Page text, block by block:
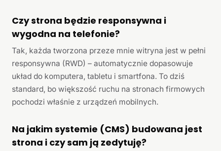
Czy strona będzie responsywna i
wygodna na telefonie?
Tak, każda tworzona przeze mnie witryna jest w pełni
responsywna (RWD) – automatycznie dopasowuje
układ do komputera, tabletu i smartfona. To dziś
standard, bo większość ruchu na stronach firmowych
pochodzi właśnie z urządzeń mobilnych.
Na jakim systemie (CMS) budowana jest
strona i czy sam ją zedytuję?